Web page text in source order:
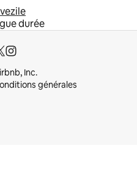
durée
Inc.
générales